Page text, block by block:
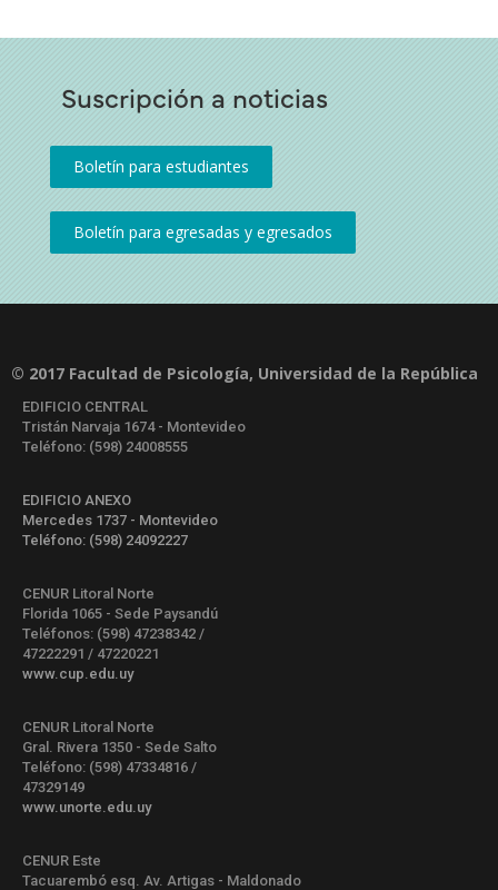
Suscripción a noticias
© 2017 Facultad de Psicología, Universidad de la República
EDIFICIO CENTRAL
Tristán Narvaja 1674 - Montevideo
Teléfono: (598) 24008555
EDIFICIO ANEXO
Mercedes 1737 - Montevideo
Teléfono: (598) 24092227
CENUR Litoral Norte
Florida 1065 - Sede Paysandú
Teléfonos: (598) 47238342 /
47222291 / 47220221
www.cup.edu.uy
CENUR Litoral Norte
Gral. Rivera 1350 - Sede Salto
Teléfono: (598) 47334816 /
47329149
www.unorte.edu.uy
CENUR Este
Tacuarembó esq. Av. Artigas - Maldonado